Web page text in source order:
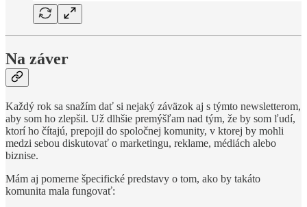
Na záver
Každý rok sa snažím dať si nejaký záväzok aj s týmto newsletterom,
aby som ho zlepšil. Už dlhšie premýšľam nad tým, že by som ľudí,
ktorí ho čítajú, prepojil do spoločnej komunity, v ktorej by mohli
medzi sebou diskutovať o marketingu, reklame, médiách alebo
biznise.
Mám aj pomerne špecifické predstavy o tom, ako by takáto
komunita mala fungovať: